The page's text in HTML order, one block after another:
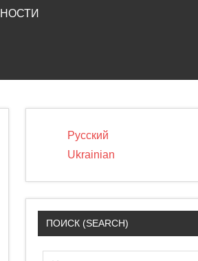
Русский
Ukrainian
ПОИСК (SEARCH)